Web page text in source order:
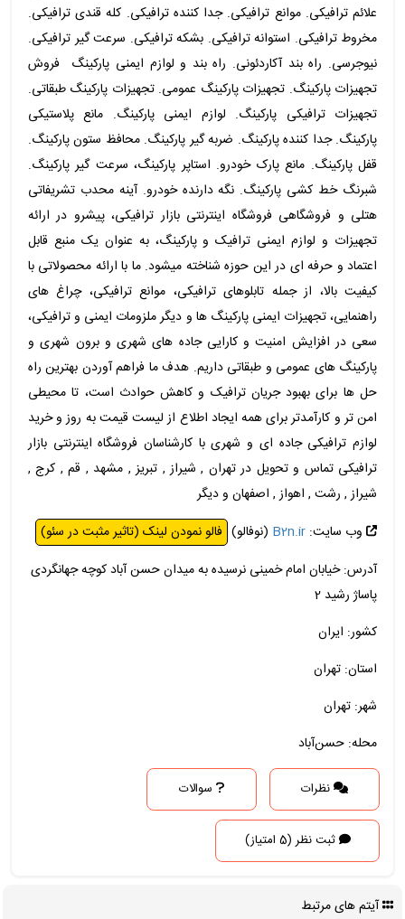
علائم ترافیکی. موانع ترافیکی. جدا کننده ترافیکی. کله قندی ترافیکی.
مخروط ترافیکی. استوانه ترافیکی. بشکه ترافیکی. سرعت گیر ترافیکی.
نیوجرسی. راه بند آکاردئونی. راه بند و لوازم ایمنی پارکینگ فروش
تجهیزات پارکینگ. تجهیزات پارکینگ عمومی. تجهیزات پارکینگ طبقاتی.
تجهیزات ترافیکی پارکینگ. لوازم ایمنی پارکینگ. مانع پلاستیکی
پارکینگ. جدا کننده پارکینگ. ضربه گیر پارکینگ. محافظ ستون پارکینگ.
قفل پارکینگ. مانع پارک خودرو. استاپر پارکینگ، سرعت گیر پارکینگ.
شبرنگ خط کشی پارکینگ. نگه دارنده خودرو. آینه محدب تشریفاتی
هتلی و فروشگاهی فروشگاه اینترنتی بازار ترافیکی، پیشرو در ارائه
تجهیزات و لوازم ایمنی ترافیک و پارکینگ، به عنوان یک منبع قابل
اعتماد و حرفه ای در این حوزه شناخته میشود. ما با ارائه محصولاتی با
کیفیت بالا، از جمله تابلوهای ترافیکی، موانع ترافیکی، چراغ های
راهنمایی، تجهیزات ایمنی پارکینگ ها و دیگر ملزومات ایمنی و ترافیکی،
سعی در افزایش امنیت و کارایی جاده های شهری و برون شهری و
پارکینگ های عمومی و طبقاتی داریم. هدف ما فراهم آوردن بهترین راه
حل ها برای بهبود جریان ترافیک و کاهش حوادث است، تا محیطی
امن تر و کارآمدتر برای همه ایجاد اطلاع از لیست قیمت به روز و خرید
لوازم ترافیکی جاده ای و شهری با کارشناسان فروشگاه اینترنتی بازار
ترافیکی تماس و تحویل در تهران , شیراز , تبریز , مشهد , قم , کرج ,
شیراز , رشت , اهواز , اصفهان و دیگر
وب سایت:B2n.ir (نوفالو) فالو نمودن لینک (تاثیر مثبت در سئو)
آدرس: خیابان امام خمینی نرسیده به میدان حسن آباد کوچه جهانگردی
پاساژ رشید 2
کشور: ایران
استان: تهران
شهر: تهران
محله: حسن‌آباد
نظرات سوالات
ثبت نظر (5 امتیاز)
آیتم های مرتبط